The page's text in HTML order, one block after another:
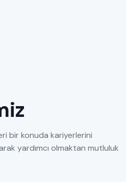
bir konuda kariyerlerini
yardımcı olmaktan mutluluk